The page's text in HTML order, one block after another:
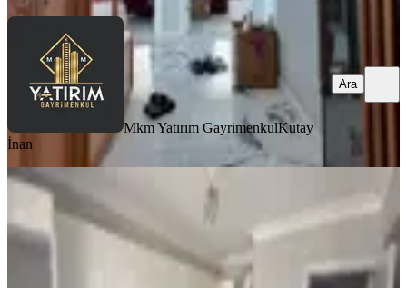
Mkm Yatırım GayrimenkulKutay
İnan
Ara
BALKONLU
Reşatbey Mah. 3+1 Kiralık Daire
Akhisar, Reşat Bey Mahallesi
145 m² ·4. Kat 30.07.2026